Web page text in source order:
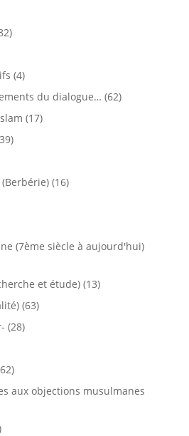
(4)
du dialogue… (62)
(17)
(16)
(7ème siècle à aujourd'hui)
et étude)(13)
(63)
(28)
aux objections musulmanes